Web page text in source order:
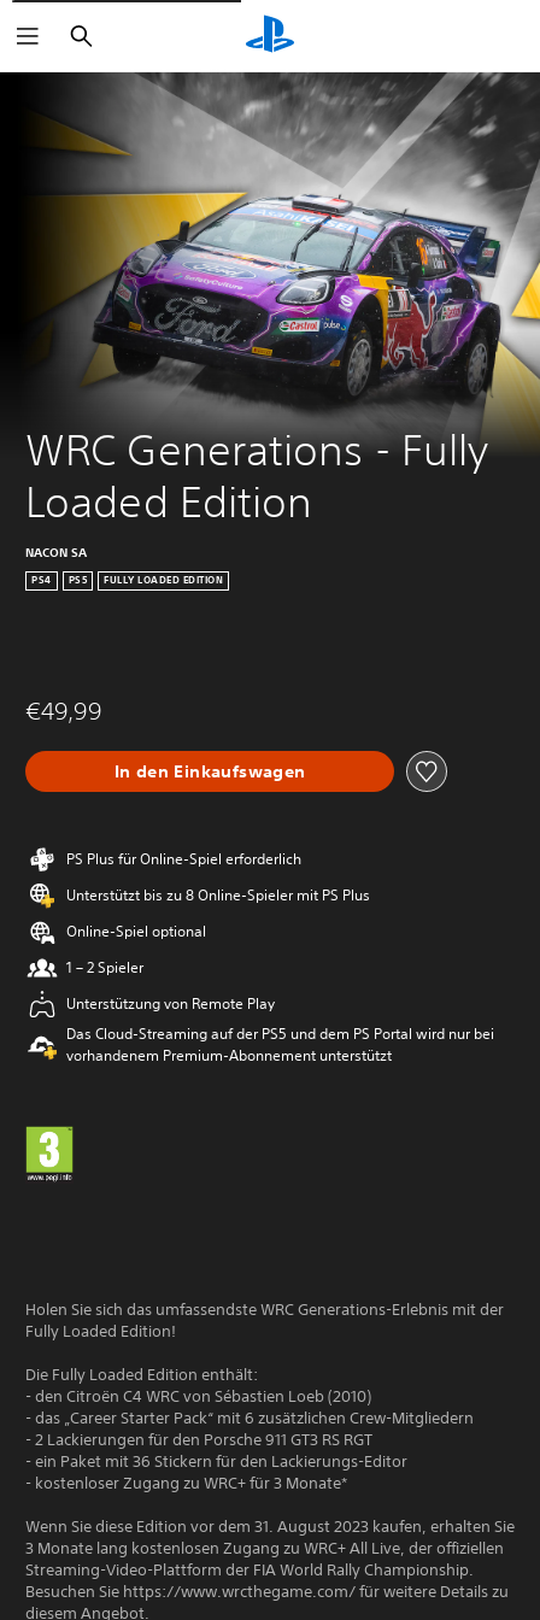
Suchen
WRC Generations - Fully
Loaded Edition
NACON SA
PS4 PS5 FULLY LOADED EDITION
€49,99
In den Einkaufswagen
PS Plus für Online-Spiel erforderlich
Unterstützt bis zu 8 Online-Spieler mit PS Plus
Online-Spiel optional
1 – 2 Spieler
Unterstützung von Remote Play
Das Cloud-Streaming auf der PS5 und dem PS Portal wird nur bei
vorhandenem Premium-Abonnement unterstützt
Holen Sie sich das umfassendste WRC Generations-Erlebnis mit der
Fully Loaded Edition!
Die Fully Loaded Edition enthält:
- den Citroën C4 WRC von Sébastien Loeb (2010)
- das „Career Starter Pack“ mit 6 zusätzlichen Crew-Mitgliedern
- 2 Lackierungen für den Porsche 911 GT3 RS RGT
- ein Paket mit 36 Stickern für den Lackierungs-Editor
- kostenloser Zugang zu WRC+ für 3 Monate*
Wenn Sie diese Edition vor dem 31. August 2023 kaufen, erhalten Sie
3 Monate lang kostenlosen Zugang zu WRC+ All Live, der offiziellen
Streaming-Video-Plattform der FIA World Rally Championship.
Besuchen Sie https://www.wrcthegame.com/ für weitere Details zu
diesem Angebot.